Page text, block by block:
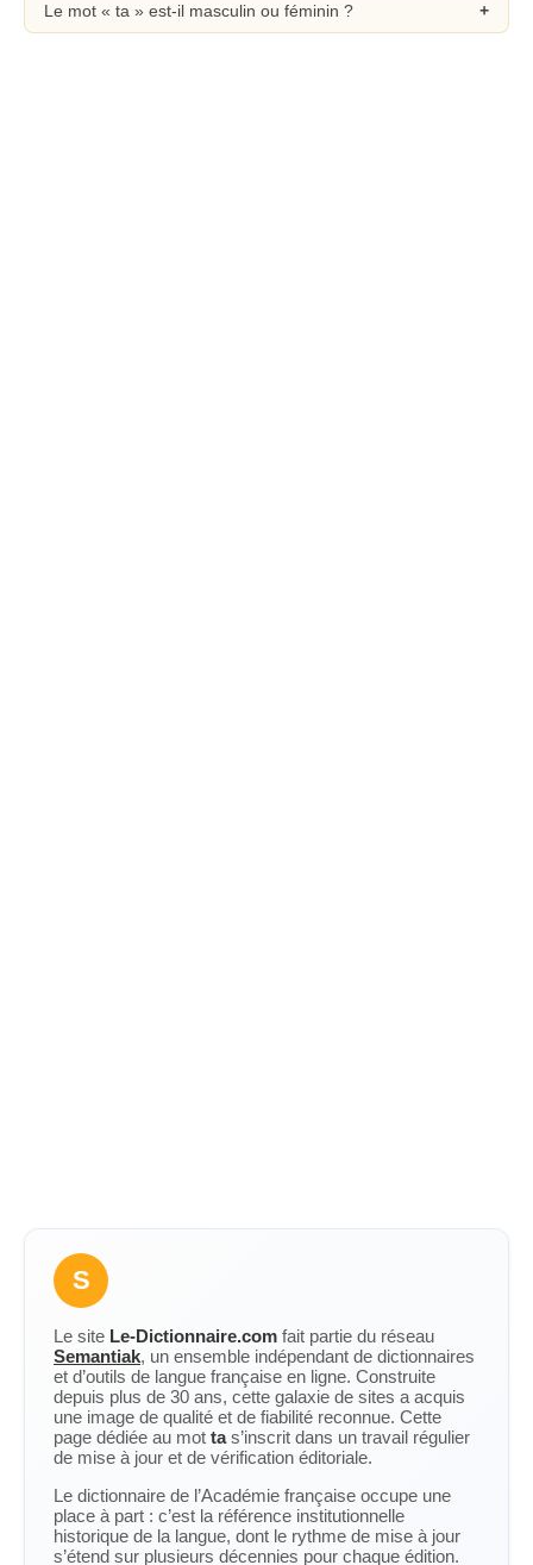
Le mot « ta » est-il masculin ou féminin ?
S
Le site Le-Dictionnaire.com fait partie du réseau
Semantiak, un ensemble indépendant de dictionnaires
et d’outils de langue française en ligne. Construite
depuis plus de 30 ans, cette galaxie de sites a acquis
une image de qualité et de fiabilité reconnue. Cette
page dédiée au mot tas’inscrit dans un travail régulier
de mise à jour et de vérification éditoriale.
Le dictionnaire de l’Académie française occupe une
place à part : c’est la référence institutionnelle
historique de la langue, dont le rythme de mise à jour
s’étend sur plusieurs décennies pour chaque édition.